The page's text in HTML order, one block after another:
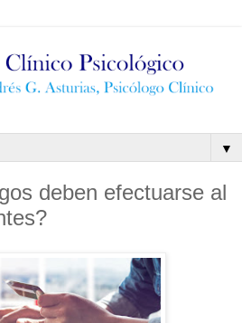
▼
deben efectuarse al